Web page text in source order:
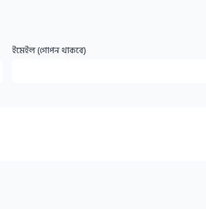
ইমেইল (গোপন থাকবে)